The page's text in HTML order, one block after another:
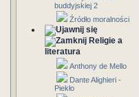
buddyjskiej 2
Źródło moralności
Religie a
literatura
Anthony de Mello
Dante Alighieri -
Piekło